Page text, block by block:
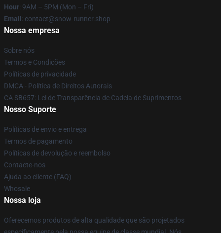
Hour: 9AM – 5PM (Mon – Fri)
Email : contact@snow-runner.shop
Nossa empresa
Sobre nós
Termos e Condições
Políticas de privacidade
DMCA - Política de Direitos Autorais
CA SB657: Lei de Transparência de Cadeia de Suprimentos
Nosso Suporte
Políticas de envio e entrega
Termos de pagamento
Políticas de devolução e reembolso
Contacte-nos
Ajuda ao cliente (FAQ)
Whosale
Nossa loja
Oferecemos produtos de alta qualidade que são projetados